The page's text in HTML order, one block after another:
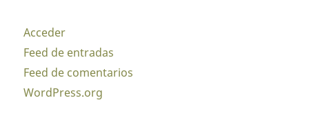
Acceder
Feed de entradas
Feed de comentarios
WordPress.org